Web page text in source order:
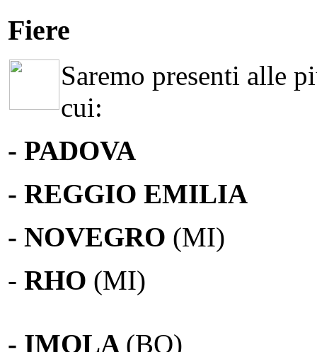
Fiere
Saremo presenti alle
cui:
- PADOVA
- REGGIO EMILIA
- NOVEGRO (MI)
- RHO (MI)
- IMOLA (BO)